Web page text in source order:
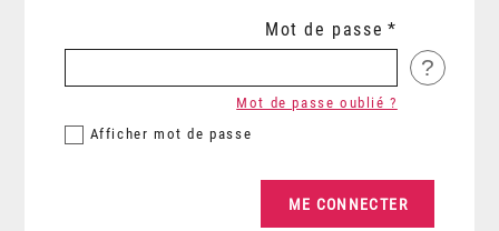
Mot de passe
?
Afficher mot de passe
Mot de passe oublié ?